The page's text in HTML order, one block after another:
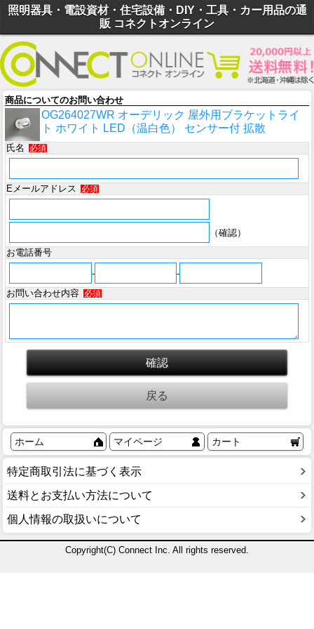
照明器具・電設資材・住宅設備・DIY・工具・カー用品の通
販 コネクトオンライン
商品についてのお問い合わせ
OG264027WR オーデリック 屋外用ブラケットライ
ト ホワイト LED（温白色） センサー付 拡散
氏名 必須
Eメールアドレス 必須
（確認）
お電話番号
-
-
お問い合わせ内容
必須
ホーム マイページ カート
特定商取引法に基づく表示
送料とお支払い方法について
個人情報の取扱いについて
Copyright(C) Connect Inc. All rights reserved.